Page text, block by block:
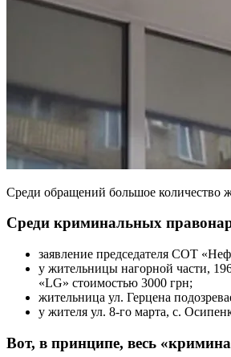
Среди обращений большое количество
Среди криминальных
заявление председателя СОТ
у жительницы нагорной части,
«LG» стоимостью 3000 грн;
жительница ул. Герцена
у жителя ул. 8-го марта, с.
Вот, в принципе, весь